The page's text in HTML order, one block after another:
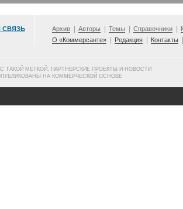
СВЯЗЬ Архив Авторы Темы Справочники
О «Коммерсанте»
Редакция Контакты
ТАКОЙ МЕТКОЙ, ПАРТНЕРСКИЕ ПРОЕКТЫ И НОВОСТИ
НА КОММЕРЧЕСКОЙ ОСНОВЕ